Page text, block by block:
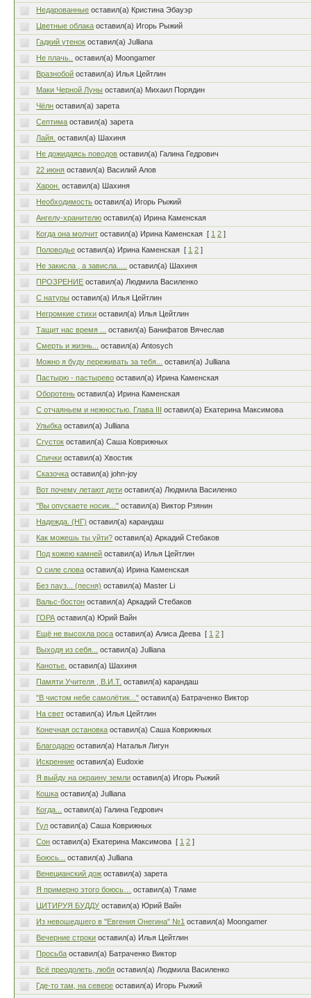
Недарованные оставил(а) Кристина Эбауэр
Цветные облака оставил(а) Игорь Рыжий
Гадкий утенок оставил(а) Julliana
Не плачь..
оставил(а) Moongamer
Вразнобой оставил(а) Илья Цейтлин
Маки Черной Луны оставил(а) Михаил Порядин
Чёлн оставил(а) зарета
Септима оставил(а) зарета
Лайя. оставил(а) Шахиня
Не дожидаясь поводов оставил(а) Галина Гедрович
22 июня оставил(а) Василий Алов
Харон. оставил(а) Шахиня
Необходимость оставил(а) Игорь Рыжий
Ангелу-хранителю оставил(а) Ирина Каменская
Когда она молчит оставил(а) Ирина Каменская [ 1 2 ]
Половодье оставил(а) Ирина Каменская [ 1 2 ]
Не закисла , а зависла.....
оставил(а) Шахиня
ПРОЗРЕНИЕ оставил(а) Людмила Василенко
С натуры оставил(а) Илья Цейтлин
Негромкие стихи оставил(а) Илья Цейтлин
Тащит нас время ...
оставил(а) Банифатов Вячеслав
Смерть и жизнь...
оставил(а) Antosych
Можно я буду переживать за тебя...
оставил(а) Julliana
Пастырю - пастырево оставил(а) Ирина Каменская
Оборотень оставил(а) Ирина Каменская
С отчаяньем и нежностью. Глава III оставил(а) Екатерина Максимова
Улыбка оставил(а) Julliana
Сгусток оставил(а) Саша Коврижных
Спички оставил(а) Хвостик
Сказочка оставил(а) john-joy
Вот почему летают дети оставил(а) Людмила Василенко
"Вы опускаете носик..." оставил(а) Виктор Рзянин
Надежда. (НГ) оставил(а) карандаш
Как можешь ты уйти? оставил(а) Аркадий Стебаков
Под кожею камней оставил(а) Илья Цейтлин
О силе слова оставил(а) Ирина Каменская
Без пауз... (песня) оставил(а) Master Li
Вальс-бостон оставил(а) Аркадий Стебаков
ГОРА оставил(а) Юрий Вайн
Ещё не высохла роса оставил(а) Алиса Деева [ 1 2 ]
Выходя из себя...
оставил(а) Julliana
Канотье. оставил(а) Шахиня
Памяти Учителя , В.И.Т. оставил(а) карандаш
"В чистом небе самолётик..." оставил(а) Батраченко Виктор
На свет оставил(а) Илья Цейтлин
Конечная остановка оставил(а) Саша Коврижных
Благодарю оставил(а) Наталья Лигун
Искренние оставил(а) Eudoxie
Я выйду на окраину земли оставил(а) Игорь Рыжий
Кошка оставил(а) Julliana
Когда...
оставил(а) Галина Гедрович
Гул оставил(а) Саша Коврижных
Сон оставил(а) Екатерина Максимова [ 1 2 ]
Боюсь...
оставил(а) Julliana
Венецианский дож оставил(а) зарета
Я примерно этого боюсь…
оставил(а) Тламе
ЦИТИРУЯ БУДДУ оставил(а) Юрий Вайн
Из невошедшего в "Евгения Онегина" №1 оставил(а) Moongamer
Вечерние строки оставил(а) Илья Цейтлин
Просьба оставил(а) Батраченко Виктор
Всё преодолеть, любя оставил(а) Людмила Василенко
Где-то там, на севере оставил(а) Игорь Рыжий